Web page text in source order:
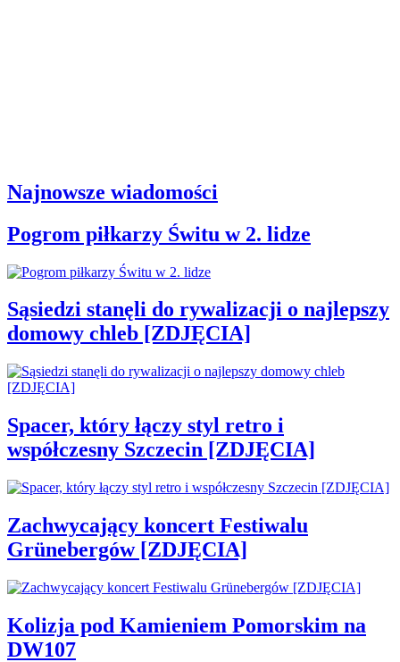
Najnowsze wiadomości
Pogrom piłkarzy Świtu w 2. lidze
Sąsiedzi stanęli do rywalizacji o najlepszy
domowy chleb [ZDJĘCIA]
Spacer, który łączy styl retro i
współczesny Szczecin [ZDJĘCIA]
Zachwycający koncert Festiwalu
Grünebergów [ZDJĘCIA]
Kolizja pod Kamieniem Pomorskim na
DW107